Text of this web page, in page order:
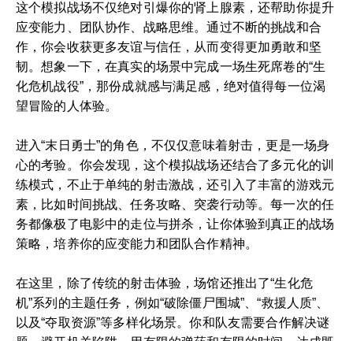
这个模拟战场不仅绝对引爆你的肾上腺素，还帮助你提升
应变能力、团队协作、战略思维。通过不断的挑战和合
作，你会收获更多友谊与信任，从而变得更加勇敢和坚
韧。想象一下，在真实的场景中完成一场生死席卷的“生
化危机战役”，那份成就感与满足感，绝对值得每一位渴
望冒险的人体验。
进入“末日勇士”的角色，不仅仅意味着射击，更是一场身
心的考验。你会发现，这个模拟战场还结合了多元化的训
练模式，不止于单纯的射击激战，还引入了丰富的游戏元
素，比如时间挑战、任务攻略、突袭行动等。每一次的任
务都像极了电影中的走位与拼杀，让你体验到真正的战场
策略，培养你的应变能力和团队合作精神。
在这里，除了传统的射击体验，场馆还推出了“生化危
机”系列的主题任务，例如“破除僵尸围城”、“救援人质”、
以及“夺取资源”等多样化场景。你和队友需要合作解决谜